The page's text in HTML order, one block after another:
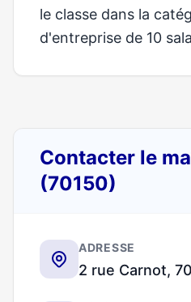
le classe dans la
d'entreprise de 10
Contacter le
(70150)
ADRESSE
2 rue Carnot,